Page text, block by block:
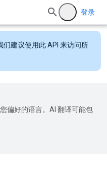
登录
们建议使用此 API 来访问所
偏好的语言。AI 翻译可能包